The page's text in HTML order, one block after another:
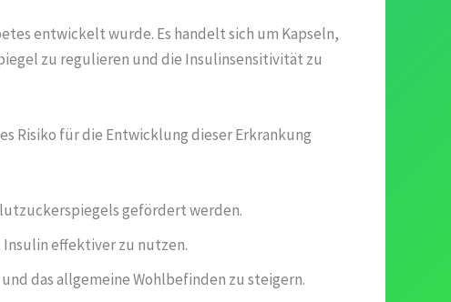
entwickelt wurde. Es handelt sich um Kapseln,
zu regulieren und die Insulinsensitivität zu
Risiko für die Entwicklung dieser Erkrankung
gefördert werden.
effektiver zu nutzen.
das allgemeine Wohlbefinden zu steigern.